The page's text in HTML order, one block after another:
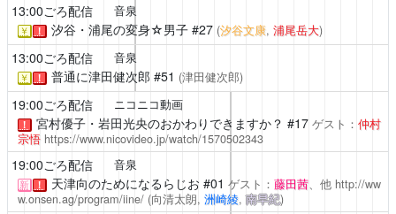
13:00ごろ配信 音泉
￥ ！ 汐谷・浦尾の変身☆男子#27 (汐谷文康, 浦尾岳大)
13:00ごろ配信 音泉
￥ ！ 普通に津田健次郎 #51 (津田健次郎)
19:00ごろ配信 ニコニコ動画
！ 宮村優子・岩田光央のおかわりできますか？ #17 ゲスト： 仲村
宗悟 https://www.nicovideo.jp/watch/1570502343
19:00ごろ配信 音泉
新 ！ 天津向のためになるらじお #01 ゲスト： 藤田茜、他 http://ww
w.onsen.ag/program/iine/ (向清太朗, 洲崎綾,南早紀)